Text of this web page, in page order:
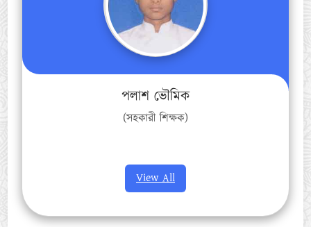
পলাশ ভৌমিক
(সহকারী শিক্ষক)
View All